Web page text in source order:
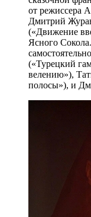
от режиссера
Дмитрий
(«Движение
Ясного
(«Турецкий
велению»),
полосы»), и